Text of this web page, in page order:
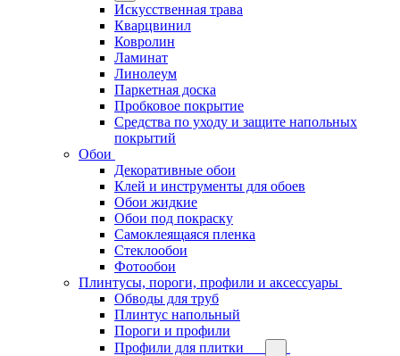
Искусственная трава
Кварцвинил
Ковролин
Ламинат
Линолеум
Паркетная доска
Пробковое покрытие
Средства по уходу и защите напольных
покрытий
Обои
Декоративные обои
Клей и инструменты для обоев
Обои жидкие
Обои под покраску
Самоклеящаяся пленка
Стеклообои
Фотообои
Плинтусы, пороги, профили и аксессуары
Обводы для труб
Плинтус напольный
Пороги и профили
Профили для плитки